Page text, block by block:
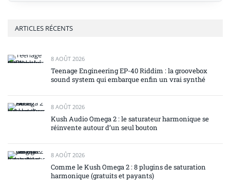
ARTICLES RÉCENTS
8 AOÛT 2026
Teenage Engineering EP-40 Riddim : la groovebox
sound system qui embarque enfin un vrai synthé
8 AOÛT 2026
Kush Audio Omega 2 : le saturateur harmonique se
réinvente autour d’un seul bouton
8 AOÛT 2026
Comme le Kush Omega 2 : 8 plugins de saturation
harmonique (gratuits et payants)